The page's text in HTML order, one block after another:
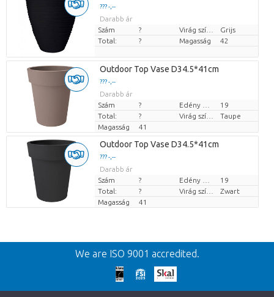
??? -,--
Darabb ár
Szám
?
Grijs
Total:
? Magasság 42
Outdoor Top Vase D34.5*41cm
??? -,--
Darabb ár
Szám
?
19
Total:
?
Taupe
Magasság
41
Outdoor Top Vase D34.5*41cm
??? -,--
Darabb ár
Szám
?
19
Total:
?
Zwart
Magasság
41
Vissza
We're sorry
We are ISO 9001 accredited.